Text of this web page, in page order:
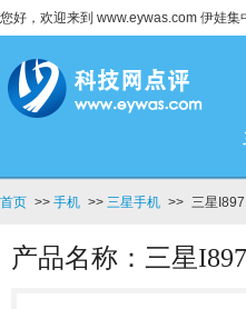
您好，欢迎来到 www.eywas.com 伊娃
首页 >> 手机 >> 三星手机 >> 三星
产品名称：三星I897